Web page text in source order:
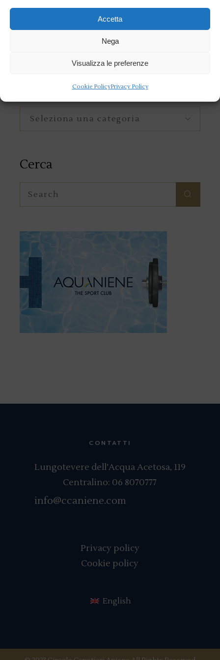
Accetta
Nega
Visualizza le preferenze
Cookie PolicyPrivacy Policy
Categorie
Categorie
Cerca
for:
CONTATTI
Lungotevere dell’Acqua Acetosa, 119
Centralino: 06 8070777
info@ccaniene.com
Privacy policy
Cookie policy
English